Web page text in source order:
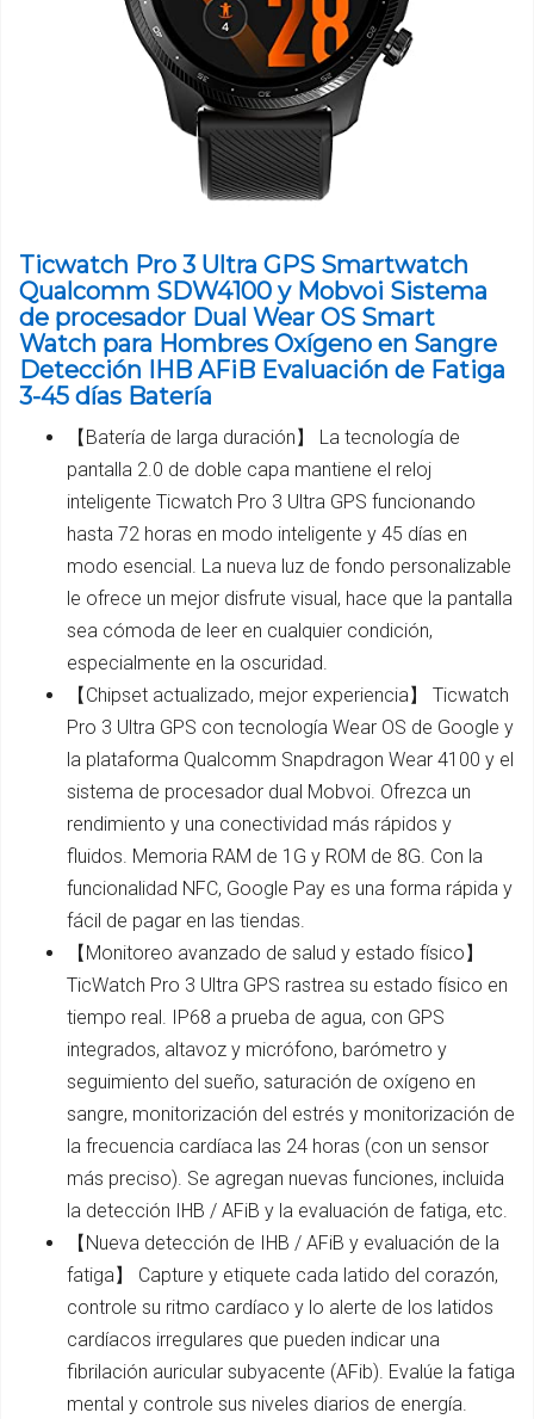
Ticwatch Pro 3 Ultra GPS Smartwatch
Qualcomm SDW4100 y Mobvoi Sistema
de procesador Dual Wear OS Smart
Watch para Hombres Oxígeno en Sangre
Detección IHB AFiB Evaluación de Fatiga
3-45 días Batería
【Batería de larga duración】 La tecnología de
pantalla 2.0 de doble capa mantiene el reloj
inteligente Ticwatch Pro 3 Ultra GPS funcionando
hasta 72 horas en modo inteligente y 45 días en
modo esencial. La nueva luz de fondo personalizable
le ofrece un mejor disfrute visual, hace que la pantalla
sea cómoda de leer en cualquier condición,
especialmente en la oscuridad.
【Chipset actualizado, mejor experiencia】 Ticwatch
Pro 3 Ultra GPS con tecnología Wear OS de Google y
la plataforma Qualcomm Snapdragon Wear 4100 y el
sistema de procesador dual Mobvoi. Ofrezca un
rendimiento y una conectividad más rápidos y
fluidos. Memoria RAM de 1G y ROM de 8G. Con la
funcionalidad NFC, Google Pay es una forma rápida y
fácil de pagar en las tiendas.
【Monitoreo avanzado de salud y estado físico】
TicWatch Pro 3 Ultra GPS rastrea su estado físico en
tiempo real. IP68 a prueba de agua, con GPS
integrados, altavoz y micrófono, barómetro y
seguimiento del sueño, saturación de oxígeno en
sangre, monitorización del estrés y monitorización de
la frecuencia cardíaca las 24 horas (con un sensor
más preciso). Se agregan nuevas funciones, incluida
la detección IHB / AFiB y la evaluación de fatiga, etc.
【Nueva detección de IHB / AFiB y evaluación de la
fatiga】 Capture y etiquete cada latido del corazón,
controle su ritmo cardíaco y lo alerte de los latidos
cardíacos irregulares que pueden indicar una
fibrilación auricular subyacente (AFib). Evalúe la fatiga
mental y controle sus niveles diarios de energía.